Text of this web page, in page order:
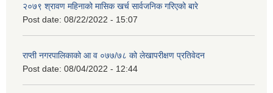
२०७९ श्रावण महिनाको मासिक खर्च सार्वजनिक गरिएको बारे
Post date: 08/22/2022 - 15:07
राप्ती नगरपालिकाको आ व ०७७/७८ को लेखापरीक्षण प्रतिवेदन
Post date: 08/04/2022 - 12:44